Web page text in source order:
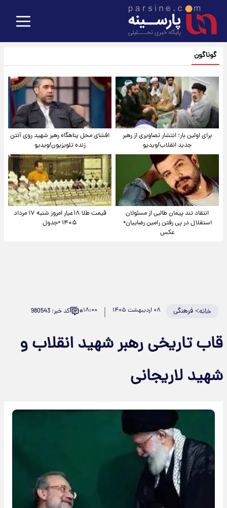
گوناگون
برای اولین بار؛ انتشار تصاویری از رهبر
جدید انقلاب/ویدیو
افشای محل پناهگاه‌ رهبر شهید روی آنتن
زنده تلویزیون/ویدیو
انتقاد تند پیمان طالبی از مسئولان
استقلال در پی رفتن رامین رضاییان+
عکس
قیمت طلا ۱۸عیار امروز شنبه ۱۷ مرداد
۱۴۰۵ +جدول
خانه>فرهنگی ۰۸ اردیبهشت ۱۴۰۵ ۱۸:۰۰۰ کد خبر: 980543
قاب تاریخی رهبر شهید انقلاب و
شهید لاریجانی